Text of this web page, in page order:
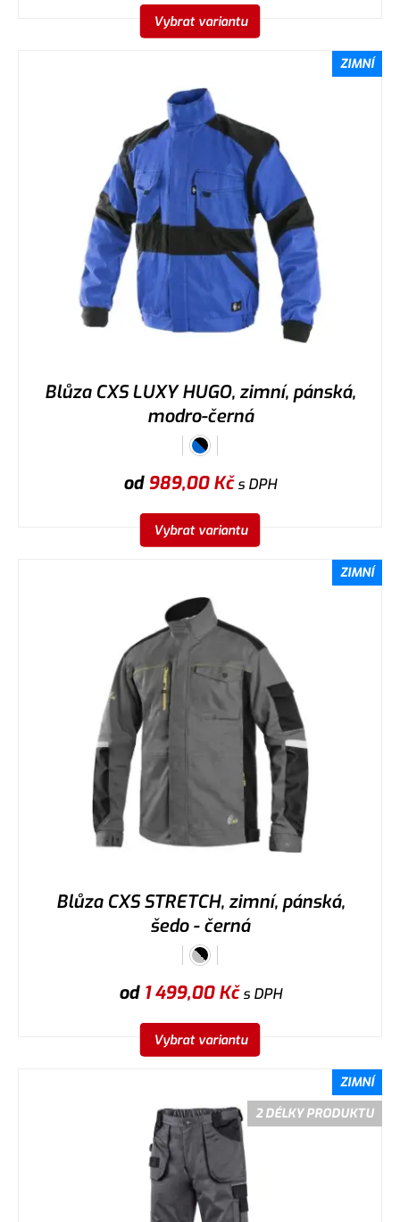
Vybrat variantu
ZIMNÍ
Blůza CXS LUXY HUGO, zimní, pánská,
modro-černá
od989,00Kčs DPH
Vybrat variantu
ZIMNÍ
Blůza CXS STRETCH, zimní, pánská,
šedo - černá
od 1 499,00Kčs DPH
Vybrat variantu
ZIMNÍ
2 DÉLKY PRODUKTU